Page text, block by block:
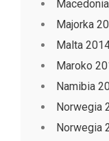
Majorka
Malta
Maroko
Namibia
Norwegia
Norwegia